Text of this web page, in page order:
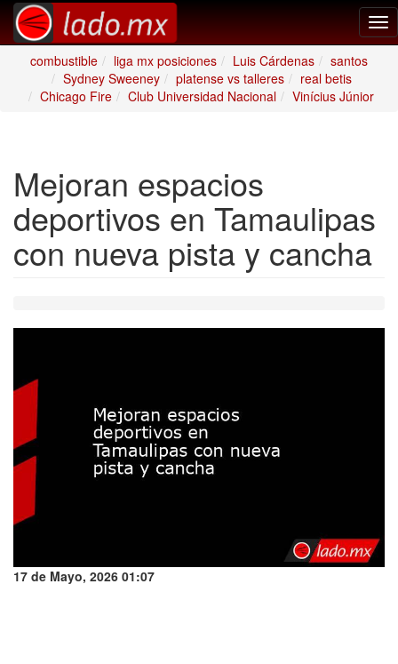
combustible
liga mx posiciones Luis Cárdenas
santos
Sydney Sweeney
platense vs talleres
real betis
Chicago Fire
Club Universidad Nacional Vinícius Júnior
Mejoran espacios
deportivos en Tamaulipas
con nueva pista y cancha
17 de Mayo, 2026 01:07